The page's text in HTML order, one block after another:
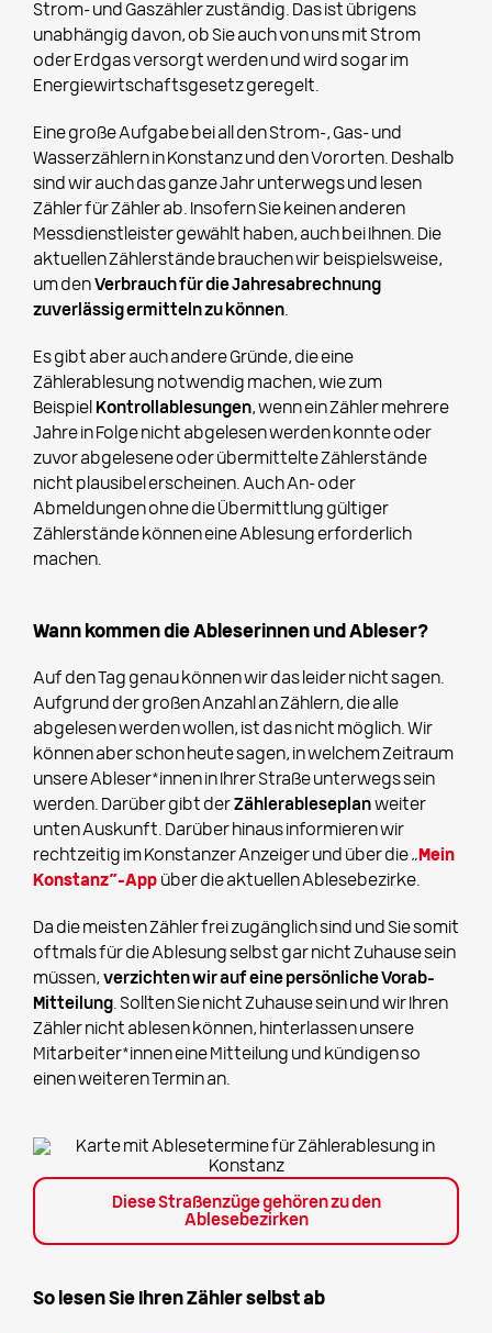
Strom- und Gaszähler zuständig. Das ist übrigens
unabhängig davon, ob Sie auch von uns mit Strom
oder Erdgas versorgt werden und wird sogar im
Energiewirtschaftsgesetz geregelt.
Eine große Aufgabe bei all den Strom-, Gas- und
Wasserzählern in Konstanz und den Vororten. Deshalb
sind wir auch das ganze Jahr unterwegs und lesen
Zähler für Zähler ab. Insofern Sie keinen anderen
Messdienstleister gewählt haben, auch bei Ihnen. Die
aktuellen Zählerstände brauchen wir beispielsweise,
um denVerbrauch für die Jahresabrechnung
zuverlässig ermitteln zu können.
Es gibt aber auch andere Gründe, die eine
Zählerablesung notwendig machen, wie zum
Beispiel Kontrollablesungen, wenn ein Zähler mehrere
Jahre in Folge nicht abgelesen werden konnte oder
zuvor abgelesene oder übermittelte Zählerstände
nicht plausibel erscheinen. Auch An- oder
Abmeldungen ohne die Übermittlung gültiger
Zählerstände können eine Ablesung erforderlich
machen.
Wann kommen die Ableserinnen und Ableser?
Auf den Tag genau können wir das leider nicht sagen.
Aufgrund der großen Anzahl an Zählern, die alle
abgelesen werden wollen, ist das nicht möglich. Wir
können aber schon heute sagen, in welchem Zeitraum
unsere Ableser*innen in Ihrer Straße unterwegs sein
werden. Darüber gibt derZählerableseplanweiter
unten Auskunft. Darüber hinaus informieren wir
rechtzeitig im Konstanzer Anzeiger und über die „ Mein
Konstanz“-App über die aktuellen Ablesebezirke.
Da die meisten Zähler frei zugänglich sind und Sie somit
oftmals für die Ablesung selbst gar nicht Zuhause sein
müssen, verzichten wir auf eine persönliche Vorab-
Mitteilung. Sollten Sie nicht Zuhause sein und wir Ihren
Zähler nicht ablesen können, hinterlassen unsere
Mitarbeiter*innen eine Mitteilung und kündigen so
einen weiteren Termin an.
Diese Straßenzüge gehören zu den
Ablesebezirken
So lesen Sie Ihren Zähler selbst ab